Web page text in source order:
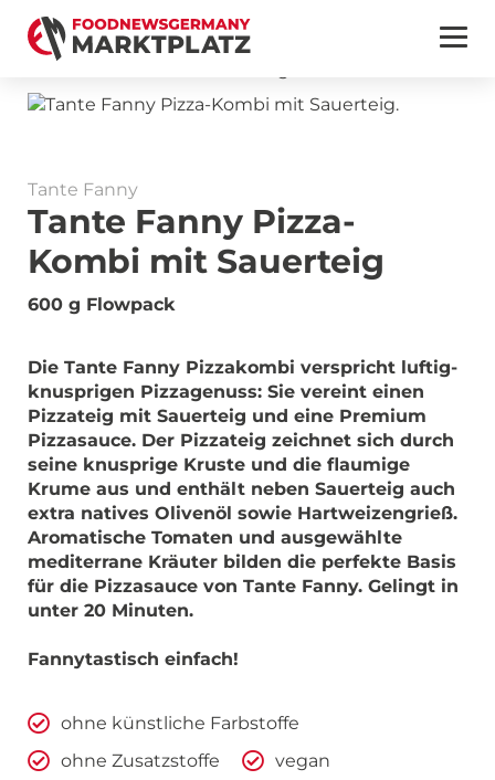
Tante Fanny
Tante Fanny Pizza-
Kombi mit Sauerteig
600 g Flowpack
Die Tante Fanny Pizzakombi verspricht luftig-
knusprigen Pizzagenuss: Sie vereint einen
Pizzateig mit Sauerteig und eine Premium
Pizzasauce. Der Pizzateig zeichnet sich durch
seine knusprige Kruste und die flaumige
Krume aus und enthält neben Sauerteig auch
extra natives Olivenöl sowie Hartweizengrieß.
Aromatische Tomaten und ausgewählte
mediterrane Kräuter bilden die perfekte Basis
für die Pizzasauce von Tante Fanny. Gelingt in
unter 20 Minuten.
Fannytastisch einfach!
ohne künstliche Farbstoffe
ohne Zusatzstoffe
vegan